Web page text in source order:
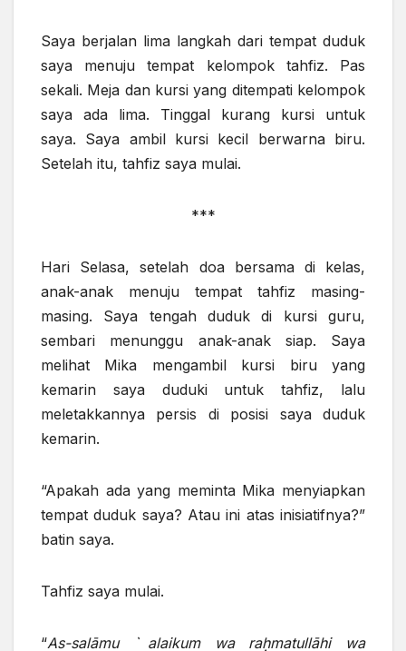
Saya berjalan lima langkah dari tempat duduk
saya menuju tempat kelompok tahfiz. Pas
sekali. Meja dan kursi yang ditempati kelompok
saya ada lima. Tinggal kurang kursi untuk
saya. Saya ambil kursi kecil berwarna biru.
Setelah itu, tahfiz saya mulai.
***
Hari Selasa, setelah doa bersama di kelas,
anak-anak menuju tempat tahfiz masing-
masing. Saya tengah duduk di kursi guru,
sembari menunggu anak-anak siap. Saya
melihat Mika mengambil kursi biru yang
kemarin saya duduki untuk tahfiz, lalu
meletakkannya persis di posisi saya duduk
kemarin.
“Apakah ada yang meminta Mika menyiapkan
tempat duduk saya? Atau ini atas inisiatifnya?”
batin saya.
Tahfiz saya mulai.
“As-salāmu ˋ alaikum wa raḥmatullāhi wa